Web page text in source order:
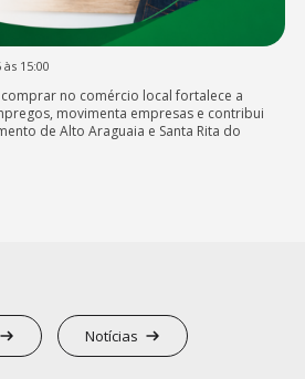
15:00
no comércio local fortalece a
movimenta empresas e contribui
de Alto Araguaia e Santa Rita do
Notícias